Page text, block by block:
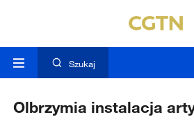
Szukaj
Olbrzymia instalacja